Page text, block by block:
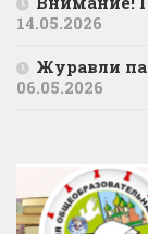
14.05.2026
Журавли
06.05.2026